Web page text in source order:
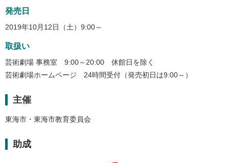
発売日
2019年10月12日（土）9:00～
取扱い
芸術劇場 事務室 9:00～20:00 休館日を除く
芸術劇場ホームページ 24時間受付（発売初日は9:00～）
主催
東海市・東海市教育委員会
助成